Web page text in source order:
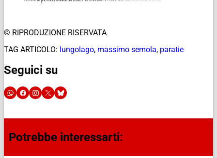
© RIPRODUZIONE RISERVATA
TAG ARTICOLO: lungolago, massimo semola, paratie
Seguici su
Potrebbe interessarti: